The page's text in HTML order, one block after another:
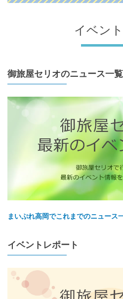
イベン
御旅屋セリオのニュース一覧
まいぷれ高岡でこれまでのニュース
イベントレポート